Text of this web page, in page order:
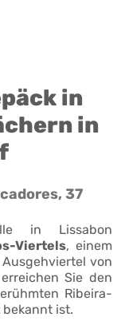
in
in
37
in Lissabon
Viertels, einem
von
Sie den
Ribeira-
bekannt ist.